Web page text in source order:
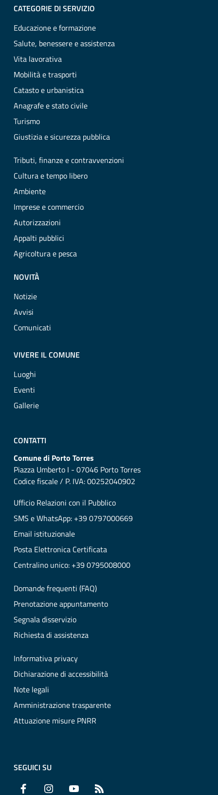
CATEGORIE DI SERVIZIO
Educazione e formazione
Salute, benessere e assistenza
Vita lavorativa
Mobilità e trasporti
Catasto e urbanistica
Anagrafe e stato civile
Turismo
Giustizia e sicurezza pubblica
Tributi, finanze e contravvenzioni
Cultura e tempo libero
Ambiente
Imprese e commercio
Autorizzazioni
Appalti pubblici
Agricoltura e pesca
NOVITÀ
Notizie
Avvisi
Comunicati
VIVERE IL COMUNE
Luoghi
Eventi
Gallerie
CONTATTI
Comune di Porto Torres
Piazza Umberto I - 07046 Porto Torres
Codice fiscale / P. IVA: 00252040902
Ufficio Relazioni con il Pubblico
SMS e WhatsApp: +39 0797000669
Email istituzionale
Posta Elettronica Certificata
Centralino unico: +39 0795008000
Domande frequenti (FAQ)
Prenotazione appuntamento
Segnala disservizio
Richiesta di assistenza
Informativa privacy
Dichiarazione di accessibilità
Note legali
Amministrazione trasparente
Attuazione misure PNRR
SEGUICI SU
Facebook Instagram YouTube